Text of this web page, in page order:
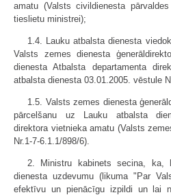
amatu (Valsts civildienesta
tieslietu ministrei);
1.4. Lauku atbalsta dienesta
Valsts zemes dienesta
dienesta Atbalsta departamenta
atbalsta dienesta 03.01.2005. vēstule
1.5. Valsts zemes dienesta
pārcelšanu uz Lauku atbalsta
direktora vietnieka amatu (Valsts
Nr.1-7-6.1.1/898/6).
2. Ministru kabinets secina, ka,
dienesta uzdevumu (likuma "Par
efektīvu un pienācīgu izpildi un lai